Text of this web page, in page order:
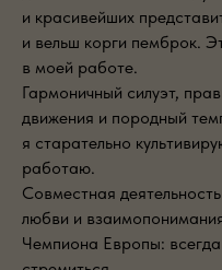
и красивейших
и вельш корги пемброк.
в моей работе.
Гармоничный силуэт,
движения и породный
я старательно
работаю.
Совместная
любви и
Чемпиона Европы: